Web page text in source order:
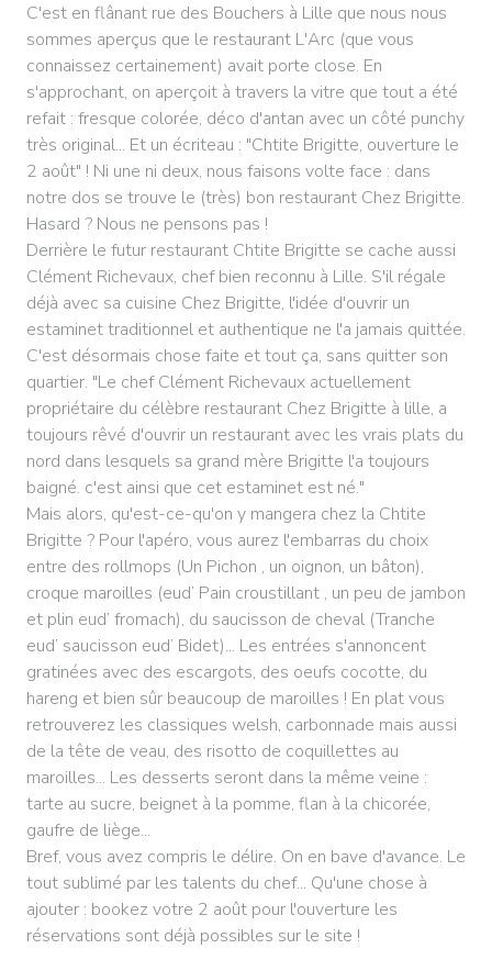
C'est en flânant rue des Bouchers à Lille que nous nous
sommes aperçus que le restaurant L'Arc (que vous
connaissez certainement) avait porte close. En
s'approchant, on aperçoit à travers la vitre que tout a été
refait : fresque colorée, déco d'antan avec un côté punchy
très original... Et un écriteau : "Chtite Brigitte, ouverture le
2 août" ! Ni une ni deux, nous faisons volte face : dans
notre dos se trouve le (très) bon restaurant Chez Brigitte.
Hasard ? Nous ne pensons pas !
Derrière le futur restaurant Chtite Brigitte se cache aussi
Clément Richevaux, chef bien reconnu à Lille. S'il régale
déjà avec sa cuisine Chez Brigitte, l'idée d'ouvrir un
estaminet traditionnel et authentique ne l'a jamais quittée.
C'est désormais chose faite et tout ça, sans quitter son
quartier. "Le chef Clément Richevaux actuellement
propriétaire du célèbre restaurant Chez Brigitte à lille, a
toujours rêvé d'ouvrir un restaurant avec les vrais plats du
nord dans lesquels sa grand mère Brigitte l'a toujours
baigné. c'est ainsi que cet estaminet est né."
Mais alors, qu'est-ce-qu'on y mangera chez la Chtite
Brigitte ? Pour l'apéro, vous aurez l'embarras du choix
entre des rollmops (Un Pichon , un oignon, un bâton),
croque maroilles (eud’ Pain croustillant , un peu de jambon
et plin eud’ fromach), du saucisson de cheval (Tranche
eud’ saucisson eud’ Bidet)... Les entrées s'annoncent
gratinées avec des escargots, des oeufs cocotte, du
hareng et bien sûr beaucoup de maroilles ! En plat vous
retrouverez les classiques welsh, carbonnade mais aussi
de la tête de veau, des risotto de coquillettes au
maroilles... Les desserts seront dans la même veine :
tarte au sucre, beignet à la pomme, flan à la chicorée,
gaufre de liège...
Bref, vous avez compris le délire. On en bave d'avance. Le
tout sublimé par les talents du chef... Qu'une chose à
ajouter : bookez votre 2 août pour l'ouverture les
réservations sont déjà possibles sur le site !